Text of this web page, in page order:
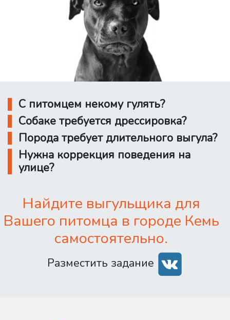
С питомцем некому гулять?
Собаке требуется дрессировка?
Порода требует длительного выгула?
Нужна коррекция поведения на
улице?
Найдите выгульщика для
Вашего питомца в городе Кемь
самостоятельно.
Разместить задание